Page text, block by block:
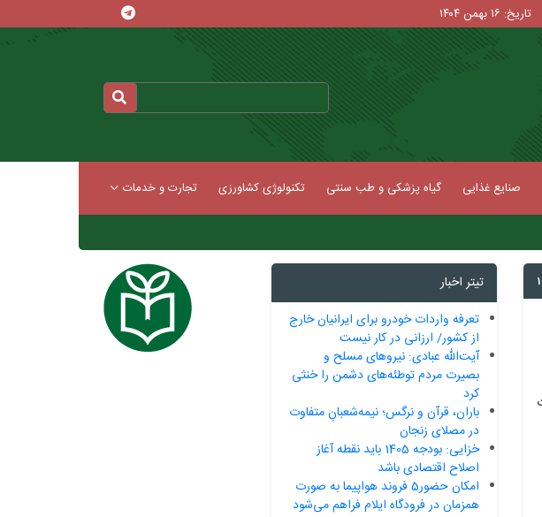
تاریخ: ۱۶ بهمن ۱۴۰۴
صنایع غذایی گیاه پزشکی و طب سنتی تکنولوژی کشاورزی تجارت و خدمات
تیتر اخبار
تعرفه‌ واردات خودرو برای ایرانیان خارج
از کشور/ ارزانی در کار نیست
آیت‌الله عبادی: نیروهای مسلح و
بصیرت مردم توطئه‌های دشمن را خنثی
کرد
باران، قرآن و نرگس؛ نیمه‌شعبانِ متفاوت
در مصلای زنجان
خزایی: بودجه 1405 باید نقطه آغاز
اصلاح اقتصادی باشد
امکان حضور5 فروند هواپیما به صورت
همزمان در فرودگاه ایلام فراهم می‌شود